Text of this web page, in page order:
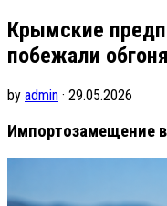
Крымские
побежали
by admin · 29.05.2026
Импортозамещение